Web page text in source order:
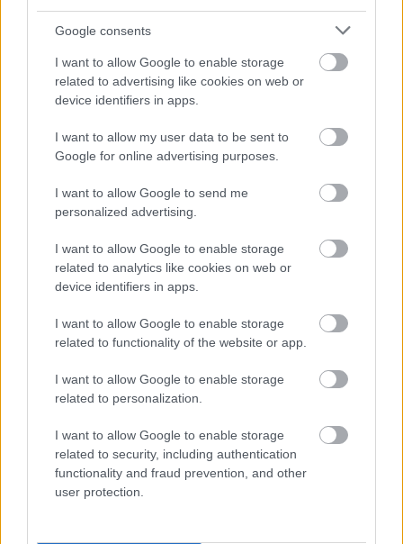
Google consents
I want to allow Google to enable storage
related to advertising like cookies on web or
device identifiers in apps.
I want to allow my user data to be sent to
Google for online advertising purposes.
I want to allow Google to send me
personalized advertising.
I want to allow Google to enable storage
related to analytics like cookies on web or
device identifiers in apps.
I want to allow Google to enable storage
related to functionality of the website or app.
I want to allow Google to enable storage
related to personalization.
I want to allow Google to enable storage
related to security, including authentication
functionality and fraud prevention, and other
user protection.
Forrás:
Ludwig Múzeum Kultúrpolitika Képző
„NEM TÖBB EZER EMBERRE UTAZUNK, HANEM
EGY VÁLOGATOTT TÁRSASÁGRA”